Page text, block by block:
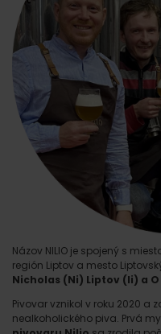
Názov NILIO je spojený s
región Liptov a mesto
Nicholas (Ni) Liptov (li) a O
Pivovar vznikol v roku 2020 a
nealkoholického piva. Prvá